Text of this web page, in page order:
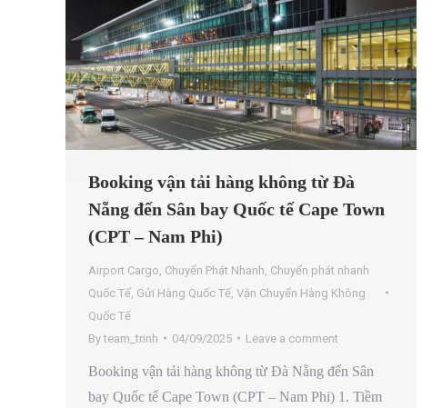
Booking vận tải hàng không từ Đà
Nẵng đến Sân bay Quốc tế Cape Town
(CPT – Nam Phi)
Airport Cargo Chuyển Phát Nhanh Chuyển phát nhanh
Quốc Tế Gửi Hàng Quốc Tế Vận Chuyển Hàng Không
Quốc Tế
Byteam_trinh 04/09/2025 Leave a comment
Booking vận tải hàng không từ Đà Nẵng đến Sân
bay Quốc tế Cape Town (CPT – Nam Phi) 1. Tiềm